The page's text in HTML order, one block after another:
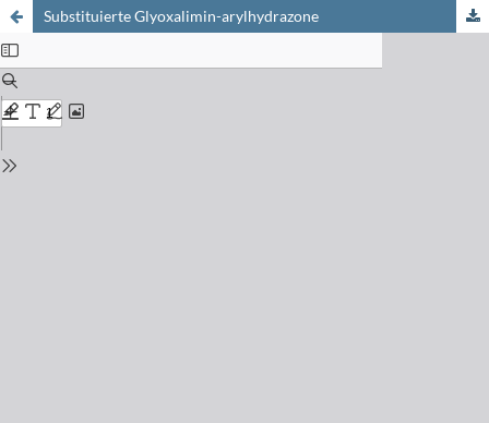
Substituierte Glyoxalimin-arylhydrazone